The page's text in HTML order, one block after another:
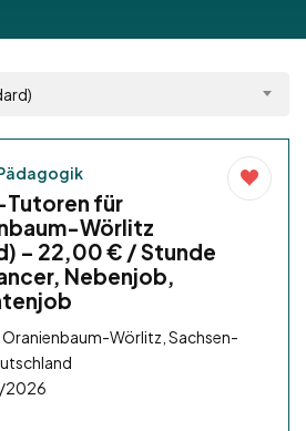
für
Wörlitz
– 22,00 € / Stunde
Nebenjob,
Wörlitz, Sachsen-